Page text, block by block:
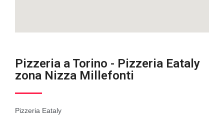
Pizzeria a Torino - Pizzeria Eataly
zona Nizza Millefonti
Pizzeria Eataly